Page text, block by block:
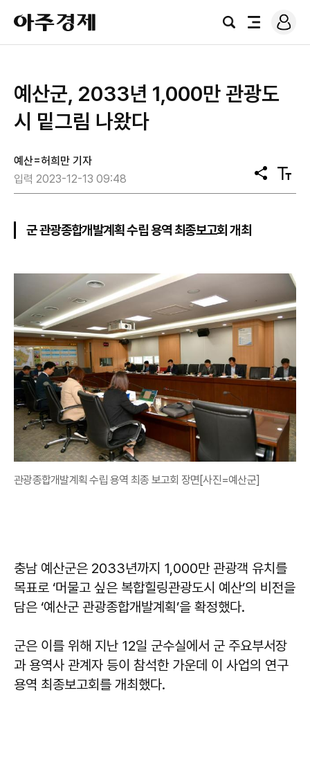
아
주
경
검
전
로
그
예산군, 2033년 1,000만 관광도
시 밑그림 나왔다
예산=허희만 기자
입력 2023-12-13 09:48
공
유
텍
스
군 관광종합개발계획 수립 용역 최종보고회 개최
관광종합개발계획 수립 용역 최종 보고회 장면[사진=예산군]
충남 예산군은 2033년까지 1,000만 관광객 유치를
목표로 ‘머물고 싶은 복합힐링관광도시 예산’의 비전을
담은 ‘예산군 관광종합개발계획’을 확정했다.
군은 이를 위해 지난 12일 군수실에서 군 주요부서장
과 용역사 관계자 등이 참석한 가운데 이 사업의 연구
용역 최종보고회를 개최했다.